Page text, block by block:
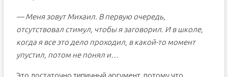
— Меня зовут Михаил. В первую очередь,
отсутствовал стимул, чтобы я заговорил. И в школе,
когда я все это дело проходил, в какой-то момент
упустил, потом не понял и…
Это достаточно типичный аргумент, потому что